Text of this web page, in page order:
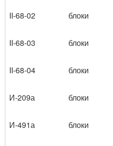
II-68-02
блоки
II-68-03
блоки
II-68-04
блоки
И-209а
блоки
И-491а
блоки